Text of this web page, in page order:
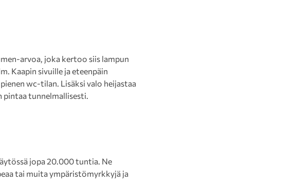
arvoa, joka kertoo siis lampun
Kaapin sivuille ja eteenpäin
wc-tilan. Lisäksi valo heijastaa
pintaa tunnelmallisesti.
jopa 20.000 tuntia. Ne
tai muita ympäristömyrkkyjä ja